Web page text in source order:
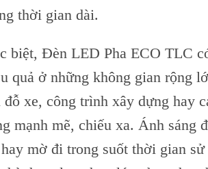
thời gian dài.
biệt, Đèn LED Pha ECO TLC
quả ở những không gian rộng
đỗ xe, công trình xây dựng hay
mạnh mẽ, chiếu xa. Ánh sáng
mờ đi trong suốt thời gian